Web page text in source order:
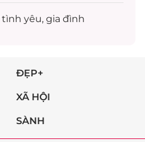
tình yêu, gia đình
ĐẸP+
XÃ HỘI
SÀNH